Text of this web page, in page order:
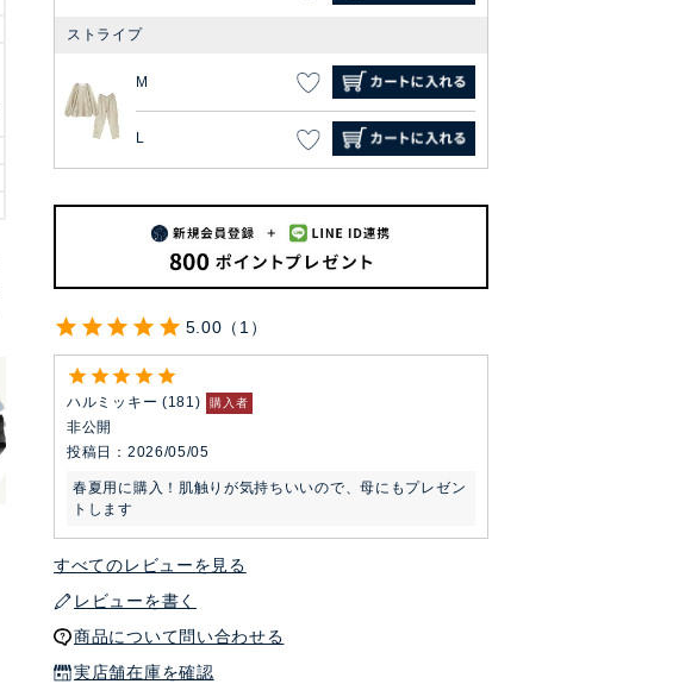
ストライプ
M
L
5.00 1
ハルミッキー 181 購入者
非公開
投稿日
2026/05/05
春夏用に購入！肌触りが気持ちいいので、母にもプレゼン
トします
すべてのレビューを見る
レビューを書く
商品について問い合わせる
実店舗在庫を確認